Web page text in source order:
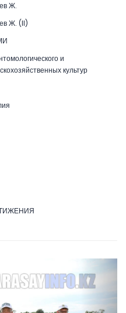
Ж.
Ж. (II)
и
культур